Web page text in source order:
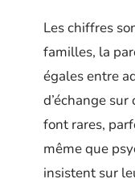
Les chiffres
familles, la
égales entre
d’échange
font rares,
même que
insistent sur